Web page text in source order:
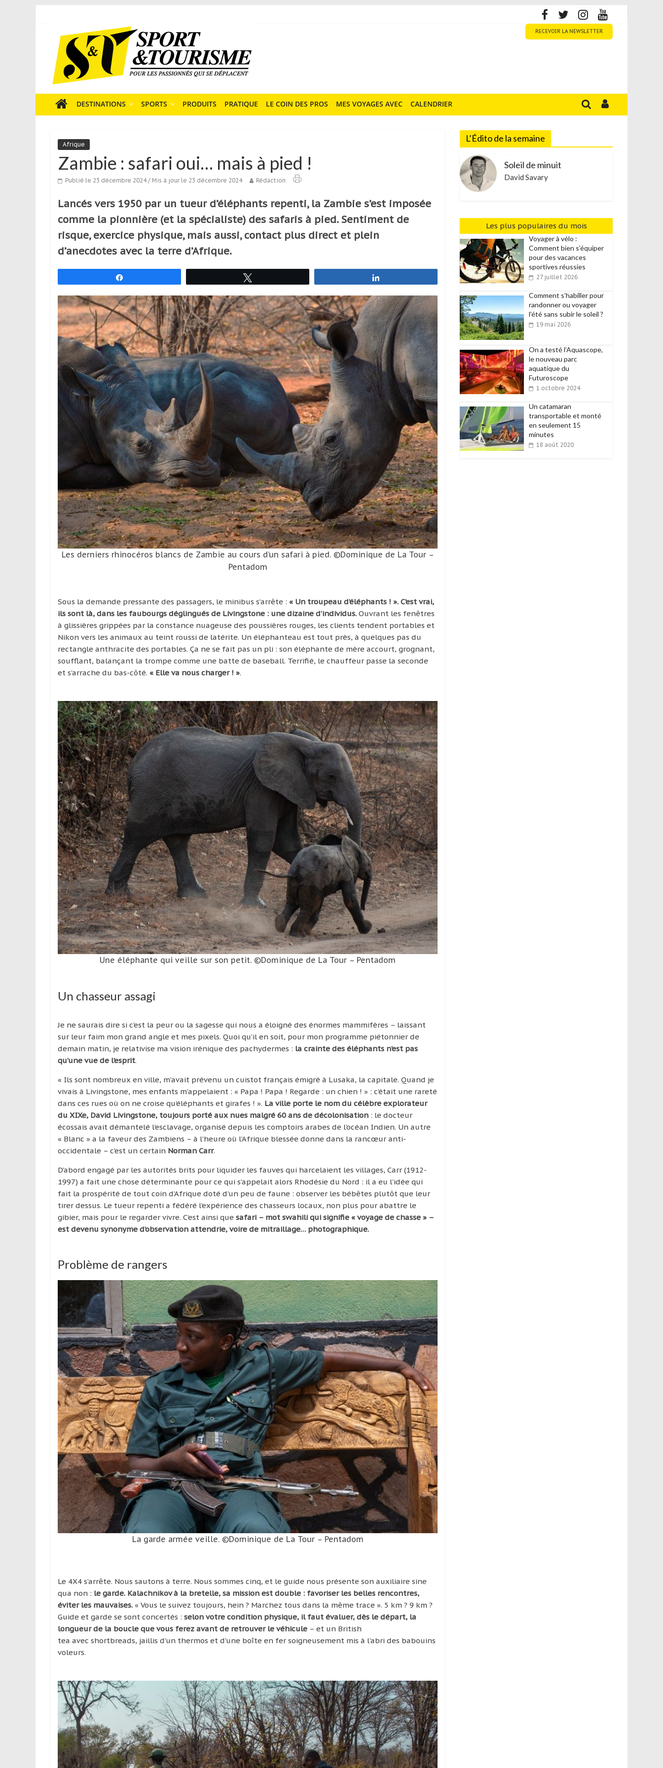
content
Tourisme
est
un
média
sur
sportif
qui
s’adresse
aux
ponctuels
ou
réguliers,
pratiquants,
passionnés
de
sport,
qui
se
déplacent
en
France
l’étranger
assouvir
passion,
tout
profitant
de
découverte
culturelle
d’un
région
RECEVOIR LA NEWSLETTER
DESTINATIONS SPORTS PRODUITS PRATIQUE LE COIN DES PROS MES VOYAGES AVEC CALENDRIER
Afrique
Zambie : safari oui… mais à pied !
Publié le 23 décembre 2024/ Mis à jour le 23 décembre 2024 Rédaction
Lancés vers 1950 par un tueur d’éléphants repenti, la Zambie s’est imposée
comme la pionnière (et la spécialiste) des safaris à pied. Sentiment de
risque, exercice physique, mais aussi, contact plus direct et plein
d’anecdotes avec la terre d’Afrique.
Les derniers rhinocéros blancs de Zambie au cours d’un safari à pied. ©Dominique de La Tour –
Pentadom
Sous la demande pressante des passagers, le minibus s’arrête : « Un troupeau d’éléphants ! ». C’est vrai,
ils sont là, dans les faubourgs déglingués de Livingstone : une dizaine d’individus. Ouvrant les fenêtres
à glissières grippées par la constance nuageuse des poussières rouges, les clients tendent portables et
Nikon vers les animaux au teint roussi de latérite. Un éléphanteau est tout près, à quelques pas du
rectangle anthracite des portables. Ça ne se fait pas un pli : son éléphante de mère accourt, grognant,
soufflant, balançant la trompe comme une batte de baseball. Terrifié, le chauffeur passe la seconde
et s’arrache du bas-côté. « Elle va nous charger ! ».
Une éléphante qui veille sur son petit. ©Dominique de La Tour – Pentadom
Un chasseur assagi
Je ne saurais dire si c’est la peur ou la sagesse qui nous a éloigné des énormes mammifères – laissant
sur leur faim mon grand angle et mes pixels. Quoi qu’il en soit, pour mon programme piétonnier de
demain matin, je relativise ma vision irénique des pachydermes : la crainte des éléphants n’est pas
qu’une vue de l’esprit.
« Ils sont nombreux en ville, m’avait prévenu un cuistot français émigré à Lusaka, la capitale. Quand je
vivais à Livingstone, mes enfants m’appelaient : « Papa ! Papa ! Regarde : un chien ! » : c’était une rareté
dans ces rues où on ne croise qu’éléphants et girafes ! ». La ville porte le nom du célèbre explorateur
du XIXe, David Livingstone, toujours porté aux nues malgré 60 ans de décolonisation : le docteur
écossais avait démantelé l’esclavage, organisé depuis les comptoirs arabes de l’océan Indien. Un autre
« Blanc » a la faveur des Zambiens – à l’heure où l’Afrique blessée donne dans la rancœur anti-
occidentale – c’est un certain Norman Carr.
D’abord engagé par les autorités brits pour liquider les fauves qui harcelaient les villages, Carr (1912-
1997) a fait une chose déterminante pour ce qui s’appelait alors Rhodésie du Nord : il a eu l’idée qui
fait la prospérité de tout coin d’Afrique doté d’un peu de faune : observer les bébêtes plutôt que leur
tirer dessus. Le tueur repenti a fédéré l’expérience des chasseurs locaux, non plus pour abattre le
gibier, mais pour le regarder vivre. C’est ainsi que safari – mot swahili qui signifie « voyage de chasse » –
est devenu synonyme d’observation attendrie, voire de mitraillage… photographique.
Problème de rangers
La garde armée veille. ©Dominique de La Tour – Pentadom
Le 4X4 s’arrête. Nous sautons à terre. Nous sommes cinq, et le guide nous présente son auxiliaire sine
qua non : le garde. Kalachnikov à la bretelle, sa mission est double : favoriser les belles rencontres,
éviter les mauvaises. « Vous le suivez toujours, hein ? Marchez tous dans la même trace ». 5 km ? 9 km ?
Guide et garde se sont concertés : selon votre condition physique, il faut évaluer, dès le départ, la
longueur de la boucle que vous ferez avant de retrouver le véhicule – et un British
tea avec shortbreads, jaillis d’un thermos et d’une boîte en fer soigneusement mis à l’abri des babouins
voleurs.
L’Édito de la semaine
Soleil de minuit
David Savary
Les plus populaires du mois
Voyager à vélo :
Comment bien s’équiper
pour des vacances
sportives réussies
27 juillet 2026
Comment s’habiller pour
randonner ou voyager
l’été sans subir le soleil ?
19 mai 2026
On a testé l’Aquascope,
le nouveau parc
aquatique du
Futuroscope
1 octobre 2024
Un catamaran
transportable et monté
en seulement 15
minutes
18 août 2020